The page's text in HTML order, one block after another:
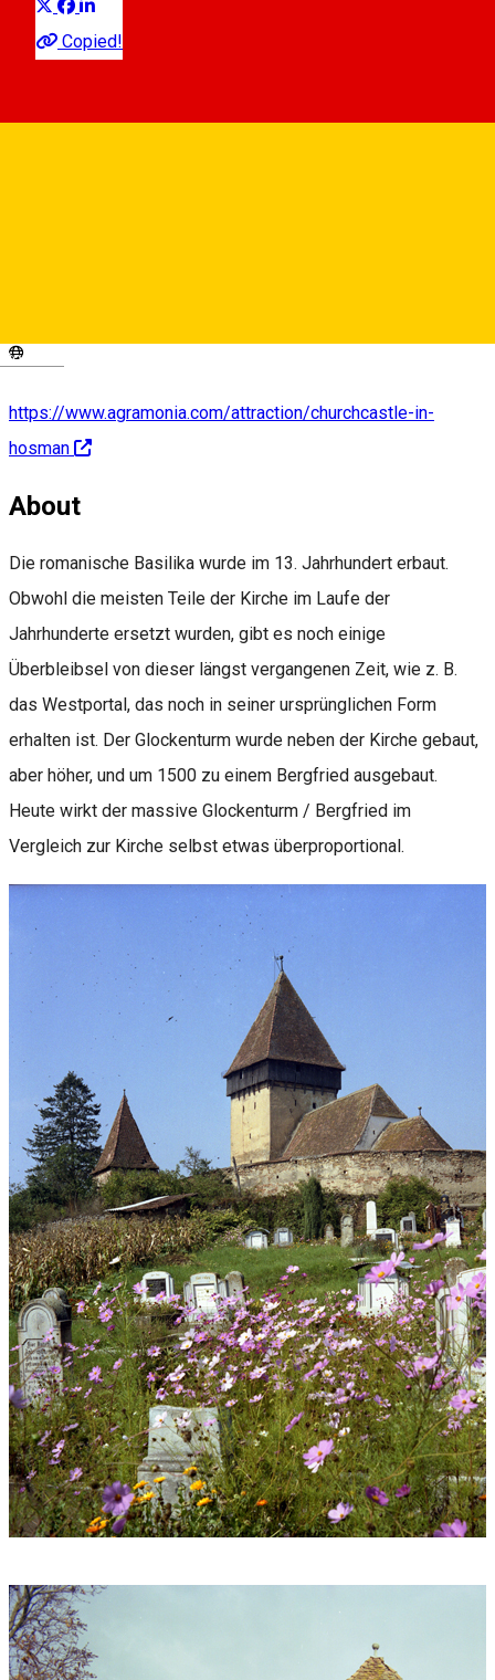
Deutsch
Copied!
https://www.agramonia.com/attraction/churchcastle-in-
hosman
About
Die romanische Basilika wurde im 13. Jahrhundert erbaut.
Obwohl die meisten Teile der Kirche im Laufe der
Jahrhunderte ersetzt wurden, gibt es noch einige
Überbleibsel von dieser längst vergangenen Zeit, wie z. B.
das Westportal, das noch in seiner ursprünglichen Form
erhalten ist. Der Glockenturm wurde neben der Kirche gebaut,
aber höher, und um 1500 zu einem Bergfried ausgebaut.
Heute wirkt der massive Glockenturm / Bergfried im
Vergleich zur Kirche selbst etwas überproportional.